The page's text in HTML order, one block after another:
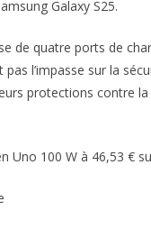
Galaxy S25.
de quatre ports de
pas l’impasse sur la
protections contre
Uno 100 W à 46,53 €